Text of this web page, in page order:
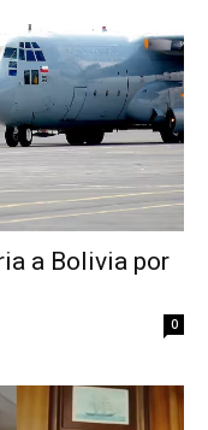
a Bolivia por
0